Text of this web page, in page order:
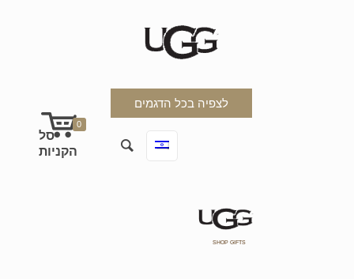
לצפיה בכל הדגמים
0
SHOP GIFTS